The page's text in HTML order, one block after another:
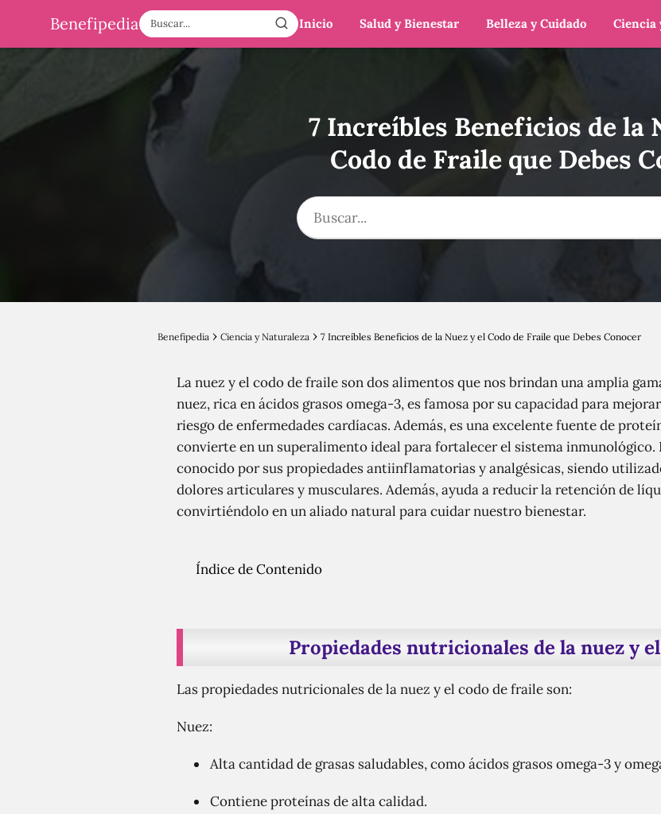
Benefipedia Inicio Salud y Bienestar Belleza y Cuidado Ciencia
7 Increíbles Beneficios de la
Codo de Fraile que Debes
Benefipedia Ciencia y Naturaleza 7 Increíbles Beneficios de la Nuez y el Codo de Fraile que Debes Conocer
La nuez y el codo de fraile son dos alimentos que nos brindan una amplia
nuez, rica en ácidos grasos omega-3, es famosa por su capacidad para
riesgo de enfermedades cardíacas. Además, es una excelente fuente de
convierte en un superalimento ideal para fortalecer el sistema inmunológico.
conocido por sus propiedades antiinflamatorias y analgésicas, siendo
dolores articulares y musculares. Además, ayuda a reducir la retención de
convirtiéndolo en un aliado natural para cuidar nuestro bienestar.
Índice de Contenido
Propiedades nutricionales de la nuez y
Las propiedades nutricionales de la nuez y el codo de fraile son:
Nuez:
Alta cantidad de grasas saludables, como ácidos grasos omega-3 y
Contiene proteínas de alta calidad.